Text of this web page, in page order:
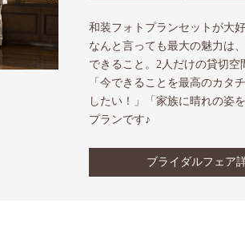
和装フォトプランセットが大
なんと言っても最大の魅力は
できること。2人だけの貸切空
「今できることを最高のカタ
したい！」「家族に晴れの姿
プランです♪
ブライダルフェア